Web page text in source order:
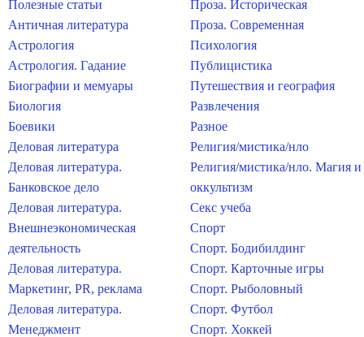
Полезные статьи
Античная литература
Астрология
Астрология. Гадание
Биографии и мемуары
Биология
Боевики
Деловая литература
Деловая литература.
Банковское дело
Деловая литература.
Внешнеэкономическая
деятельность
Деловая литература.
Маркетинг, PR, реклама
Деловая литература.
Менеджмент
Проза. Историческая
Проза. Современная
Психология
Публицистика
Путешествия и география
Развлечения
Разное
Религия/мистика/нло
Религия/мистика/нло. Магия и
оккультизм
Секс учеба
Спорт
Спорт. Бодибилдинг
Спорт. Карточные игры
Спорт. Рыболовный
Спорт. Футбол
Спорт. Хоккей